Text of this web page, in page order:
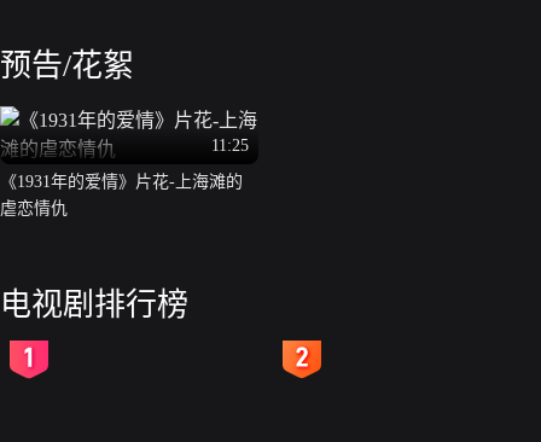
预告/花絮
11:25
《1931年的爱情》片花-上海滩的
虐恋情仇
电视剧排行榜